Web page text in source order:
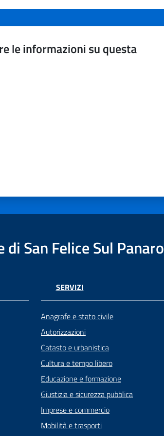
le informazioni su questa
di San Felice Sul Panaro
SERVIZI
Anagrafe e stato civile
Autorizzazioni
Catasto e urbanistica
Cultura e tempo libero
Educazione e formazione
Giustizia e sicurezza pubblica
Imprese e commercio
Mobilità e trasporti